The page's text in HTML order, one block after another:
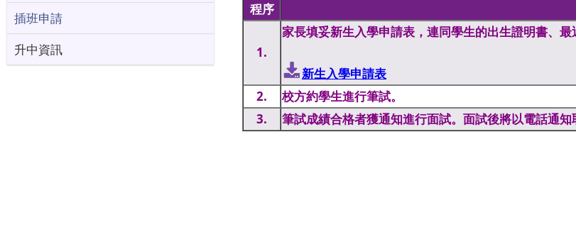
程序
1.
家長填妥新生入學申請表，連同學生的出生證明書、最
新生入學申請表
2.
校方約學生進行筆試。
3.
筆試成績合格者獲通知進行面試。面試後將以電話通知
插班申請
升中資訊